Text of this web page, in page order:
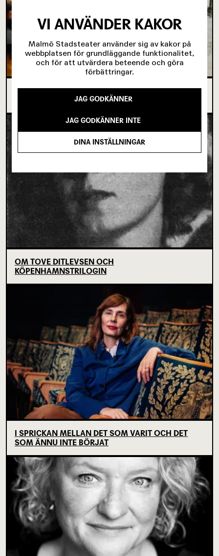
SJU SUPERVIKTIGA MINUTER OM UNGAS RÄTT
TILL SCENKONST
OM TOVE DITLEVSEN OCH
KÖPENHAMNSTRILOGIN
I SPRICKAN MELLAN DET SOM VARIT OCH DET
SOM ÄNNU INTE BÖRJAT
VI ANVÄNDER KAKOR
Malmö Stadsteater använder sig av kakor på
webbplatsen för grundläggande funktionalitet,
och för att utvärdera beteende och göra
förbättringar.
JAG GODKÄNNER
JAG GODKÄNNER INTE
DINA INSTÄLLNINGAR